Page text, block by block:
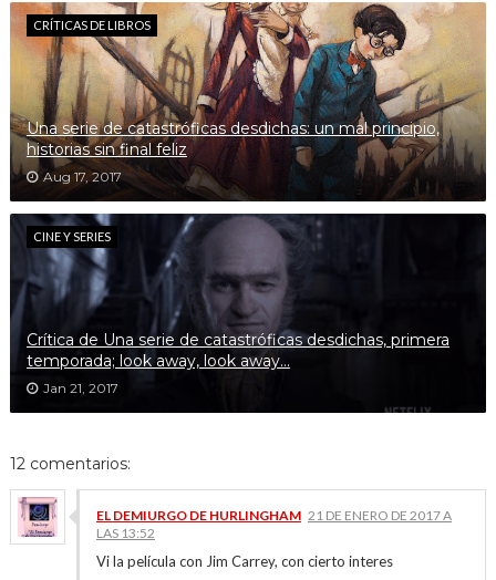
CRÍTICAS DE LIBROS
Una serie de catastróficas desdichas: un mal principio,
historias sin final feliz
Aug 17, 2017
CINE Y SERIES
Crítica de Una serie de catastróficas desdichas, primera
temporada; look away, look away...
Jan 21, 2017
12 comentarios:
EL DEMIURGO DE HURLINGHAM 21 DE ENERO DE 2017 A
LAS 13:52
Vi la película con Jim Carrey, con cierto interes